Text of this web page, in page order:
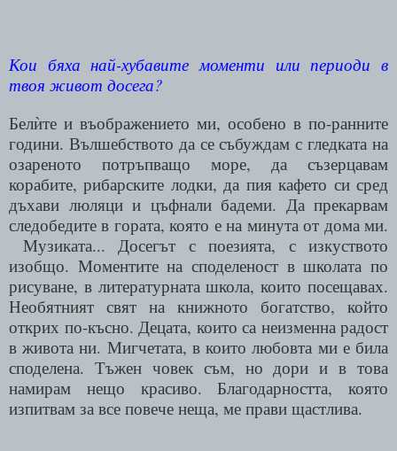
Кои бяха най-хубавите моменти или периоди в
твоя живот досега?
Белѝте и въображението ми, особено в по-ранните
години. Вълшебството да се събуждам с гледката на
озареното потръпващо море, да съзерцавам
корабите, рибарските лодки, да пия кафето си сред
дъхави люляци и цъфнали бадеми. Да прекарвам
следобедите в гората, която е на минута от дома ми.
Музиката...
Досегът с поезията, с изкуството
изобщо. Моментите на споделеност в школата по
рисуване, в литературната школа, които посещавах.
Необятният свят на книжното богатство, който
открих по-късно. Децата, които са неизменна радост
в живота ни. Мигчетата, в които любовта ми е била
споделена. Тъжен човек съм, но дори и в това
намирам нещо красиво. Благодарността, която
изпитвам за все повече неща, ме прави щастлива.